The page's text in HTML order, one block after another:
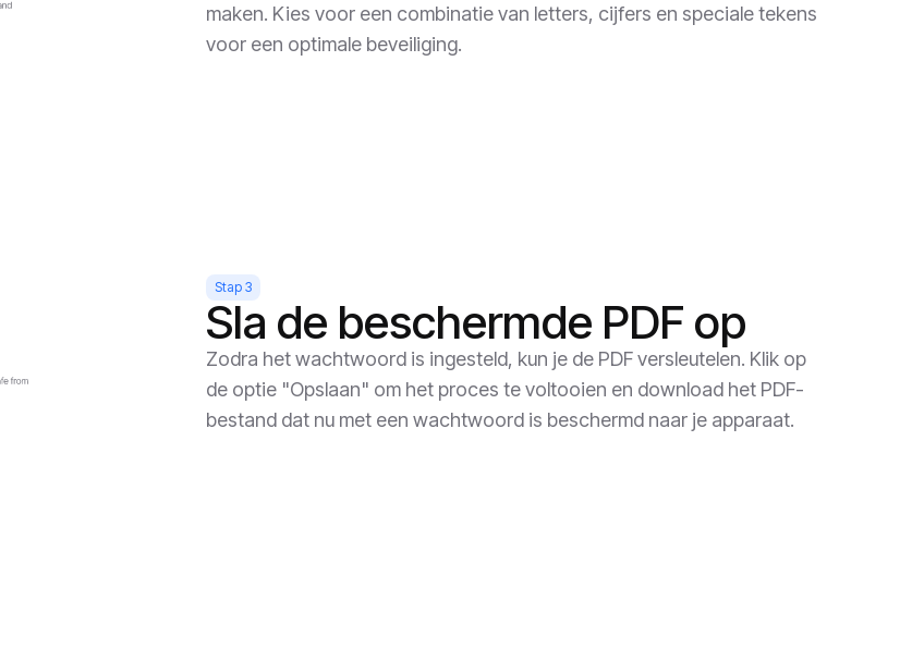
maken. Kies voor een combinatie van letters, cijfers en speciale tekens
voor een optimale beveiliging.
Stap 3
Sla de beschermde PDF op
Zodra het wachtwoord is ingesteld, kun je de PDF versleutelen. Klik op
de optie "Opslaan" om het proces te voltooien en download het PDF-
bestand dat nu met een wachtwoord is beschermd naar je apparaat.